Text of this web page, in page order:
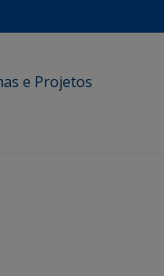
e Projetos